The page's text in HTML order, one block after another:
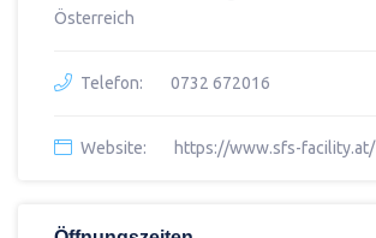
Österreich
Telefon: 0732 672016
Website: https://www.sfs-facility.at/